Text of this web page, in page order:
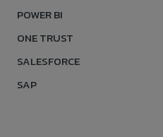
POWER BI
ONE TRUST
SALESFORCE
SAP